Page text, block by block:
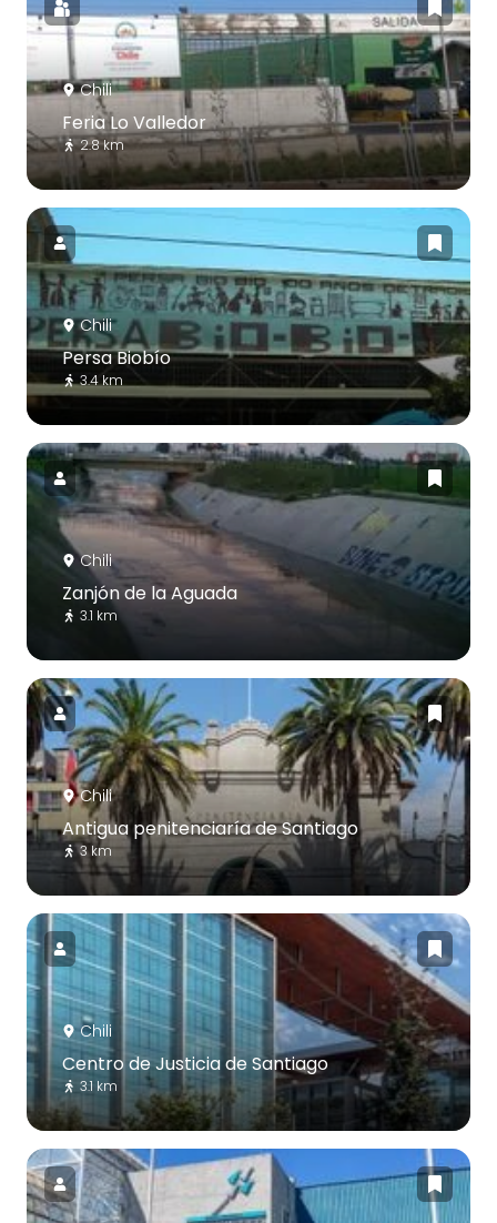
Chili
Feria Lo Valledor
2.8 km
Chili
Persa Biobío
3.4 km
Chili
Zanjón de la Aguada
3.1 km
Chili
Antigua penitenciaría de Santiago
3 km
Chili
Centro de Justicia de Santiago
3.1 km